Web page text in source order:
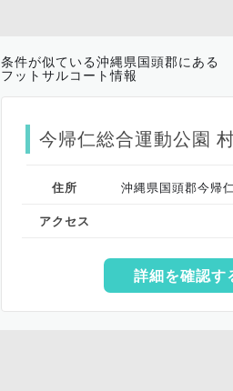
条件が似ている沖縄県国頭郡にある
フットサルコート情報
今帰仁総合運動公園
住所 沖縄県国頭郡今帰
アクセス
詳細を確認す